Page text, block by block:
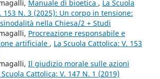
Manuale di bioetica , La Scuola
153 N. 3 (2025): Un corpo in tensione:
nella Chiesa/2 + Studi
Procreazione responsabile e
artificiale , La Scuola Cattolica: V. 153
Il giudizio morale sulle azioni
Scuola Cattolica: V. 147 N. 1 (2019)